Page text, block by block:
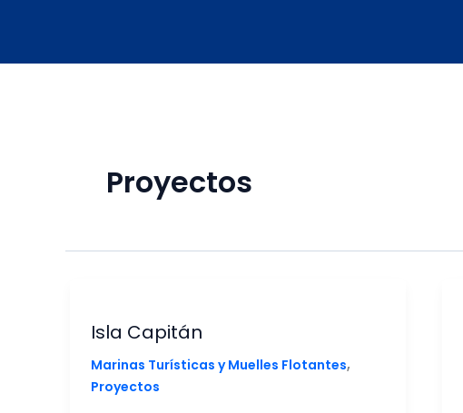
Proyectos
Isla Capitán
Marinas Turísticas y Muelles Flotantes,
Proyectos